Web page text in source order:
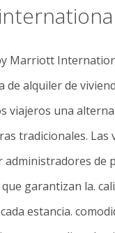
Marriott
de alquilerde
viajeros una
tradicionales. Las
administradores de
que garantizan la.
cada estancia.